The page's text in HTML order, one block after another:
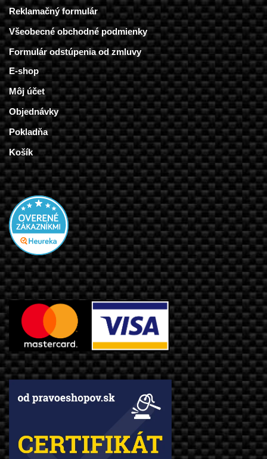
Reklamačný formulár
Všeobecné obchodné podmienky
Formulár odstúpenia od zmluvy
E-shop
Môj účet
Objednávky
Pokladňa
Košík